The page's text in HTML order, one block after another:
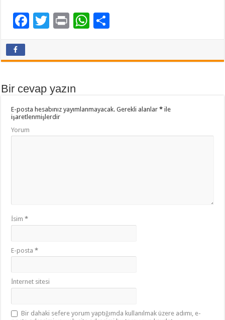
F
o
k
T
Pr W
Bir cevap yazın
E-posta hesabınız yayımlanmayacak. Gerekli alanlar* ile
işaretlenmişlerdir
Yorum
İsim*
E-posta*
İnternet sitesi
Bir dahaki sefere yorum yaptığımda kullanılmak üzere adımı, e-